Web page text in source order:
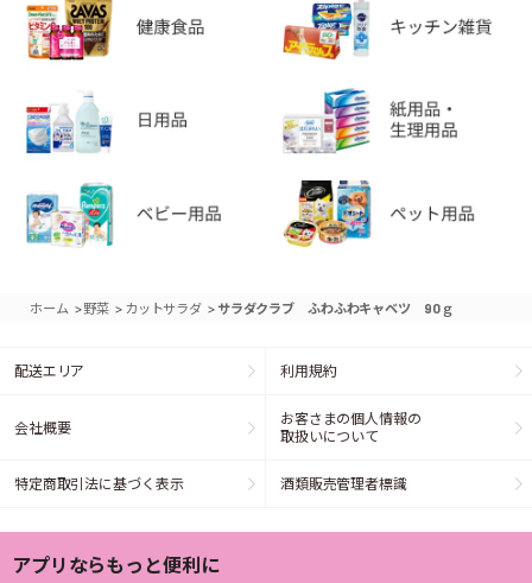
ホーム >野菜 > カットサラダ > サラダクラブ ふわふわキャベツ 90ｇ
配送エリア 利用規約
会社概要
お客さまの個人情報の
取扱いについて
特定商取引法に基づく表示 酒類販売管理者標識
アプリならもっと便利に